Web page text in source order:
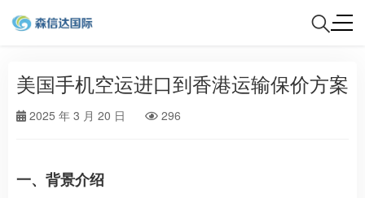
美国手机空运进口到香港运输保价方案
2025 年 3 月 20 日 296
一、背景介绍